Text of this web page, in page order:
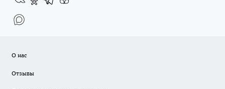
О нас
Отзывы